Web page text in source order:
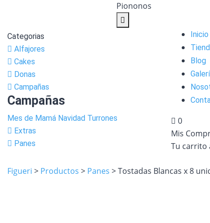
Piononos
Categorias
Alfajores
Cakes
Donas
Campañas
Campañas
Mes de Mamá Navidad Turrones
Extras
Panes
Inicio
Blog
0
Mis
Tu carrito
Figueri > Productos > Panes >Tostadas Blancas x 8